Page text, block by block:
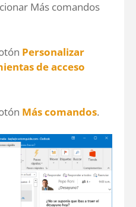
Más comandos
Personalizar
de acceso
Más comandos.